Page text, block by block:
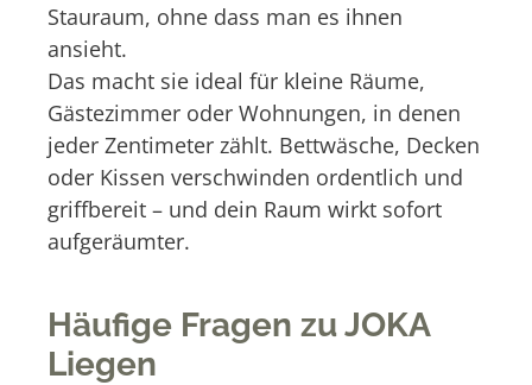
Stauraum, ohne dass man es ihnen
ansieht.
Das macht sie ideal für kleine Räume,
Gästezimmer oder Wohnungen, in denen
jeder Zentimeter zählt. Bettwäsche, Decken
oder Kissen verschwinden ordentlich und
griffbereit – und dein Raum wirkt sofort
aufgeräumter.
Häufige Fragen zu JOKA
Liegen